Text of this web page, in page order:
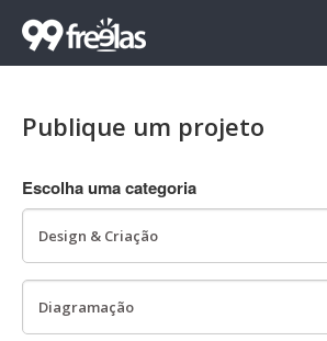
Publique um projeto
Escolha uma categoria